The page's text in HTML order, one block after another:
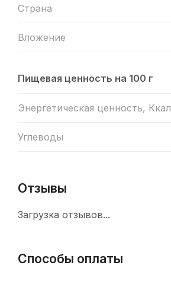
Страна
Вложение
Пищевая ценность на 100 г
Энергетическая ценность, Ккал
Углеводы
Отзывы
Загрузка отзывов...
Способы оплаты